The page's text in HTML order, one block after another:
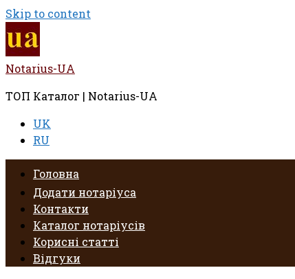
Skip to content
Notarius-UA
ТОП Каталог | Notarius-UA
UK
RU
Головна
Додати нотаріуса
Контакти
Каталог нотаріусів
Корисні статті
Відгуки